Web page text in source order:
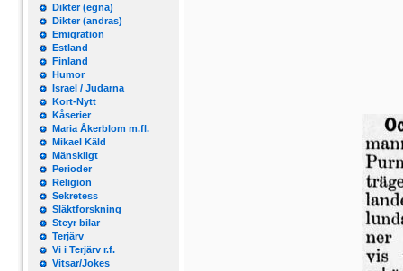
Dikter (egna)
Dikter (andras)
Emigration
Estland
Finland
Humor
Israel / Judarna
Kort-Nytt
Kåserier
Maria Åkerblom m.fl.
Mikael Käld
Mänskligt
Perioder
Religion
Sekretess
Släktforskning
Steyr bilar
Terjärv
Vi i Terjärv r.f.
Vitsar/Jokes